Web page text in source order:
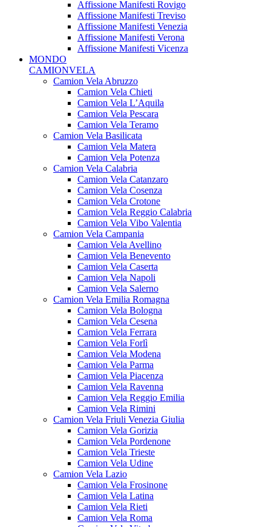
Affissione Manifesti Rovigo
Affissione Manifesti Treviso
Affissione Manifesti Venezia
Affissione Manifesti Verona
Affissione Manifesti Vicenza
MONDO
CAMIONVELA
Camion Vela Abruzzo
Camion Vela Chieti
Camion Vela L’Aquila
Camion Vela Pescara
Camion Vela Teramo
Camion Vela Basilicata
Camion Vela Matera
Camion Vela Potenza
Camion Vela Calabria
Camion Vela Catanzaro
Camion Vela Cosenza
Camion Vela Crotone
Camion Vela Reggio Calabria
Camion Vela Vibo Valentia
Camion Vela Campania
Camion Vela Avellino
Camion Vela Benevento
Camion Vela Caserta
Camion Vela Napoli
Camion Vela Salerno
Camion Vela Emilia Romagna
Camion Vela Bologna
Camion Vela Cesena
Camion Vela Ferrara
Camion Vela Forlì
Camion Vela Modena
Camion Vela Parma
Camion Vela Piacenza
Camion Vela Ravenna
Camion Vela Reggio Emilia
Camion Vela Rimini
Camion Vela Friuli Venezia Giulia
Camion Vela Gorizia
Camion Vela Pordenone
Camion Vela Trieste
Camion Vela Udine
Camion Vela Lazio
Camion Vela Frosinone
Camion Vela Latina
Camion Vela Rieti
Camion Vela Roma